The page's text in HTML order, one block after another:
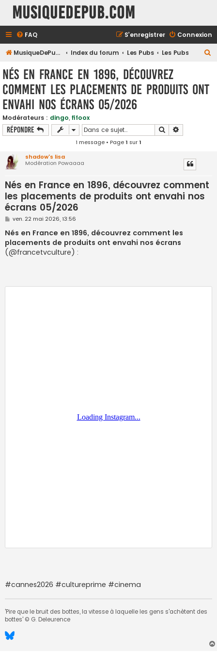
MusiqueDePub.com
FAQ Connexion
S’enregistrer
MusiqueDePub.com Index du forum Les Pubs Les Pubs
Nés en France en 1896, découvrez
comment les placements de produits ont
envahi nos écrans 05/2026
Modérateurs : dingo, fifoox
Répondre Rechercher
1 message • Page1 sur1
shadow's lisa
Modération Powaaaa
Nés en France en 1896, découvrez comment
les placements de produits ont envahi nos
écrans 05/2026
M
s
s
a
g
e
ven. 22 mai 2026, 13:56
Nés en France en 1896, découvrez comment les
placements de produits ont envahi nos écrans
(@francetvculture) :
#cannes2026 #cultureprime #cinema
'Pire que le bruit des bottes, la vitesse à laquelle les gens s'achètent des
bottes' © G. Deleurence